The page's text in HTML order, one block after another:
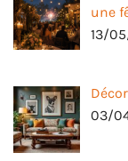
une
13/
03/